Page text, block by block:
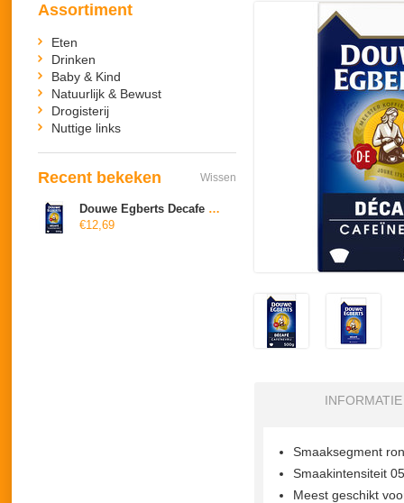
INFORMATIE
Smaaksegment
Smaakintensiteit
Meest geschikt
Assortiment
Eten
Drinken
Baby & Kind
Natuurlijk & Bewust
Drogisterij
Nuttige links
Recent bekeken Wissen
Douwe Egberts Decafe Snelfilter
€12,69